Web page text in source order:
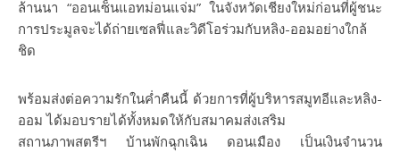
ล้านนา “ออนเซ็นแอทม่อนแจ่ม” ในจังหวัดเชียงใหม่ก่อนที่ผู้ชนะ
การประมูลจะได้ถ่ายเซลฟี่และวิดีโอร่วมกับหลิง-ออมอย่างใกล้
ชิด
พร้อมส่งต่อความรักในค่ำคืนนี้ ด้วยการที่ผู้บริหารสมูทอีและหลิง-
ออม ได้มอบรายได้ทั้งหมดให้กับสมาคมส่งเสริม
สถานภาพสตรีฯ บ้านพักฉุกเฉิน ดอนเมือง เป็นเงินจำนวน